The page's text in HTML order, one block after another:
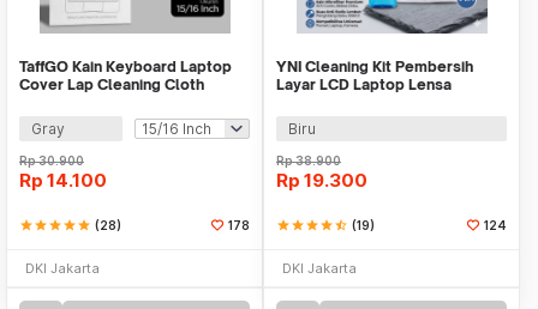
TaffGO Kain Keyboard Laptop
Cover Lap Cleaning Cloth
Gray
Rp30.900
Rp 14.100
starstarstarstarstar (28) 178
DKI Jakarta
YNI Cleaning Kit Pembersih
Layar LCD Laptop Lensa
Biru
Rp38.900
Rp 19.300
starstarstarstarstar_half (19) 124
DKI Jakarta